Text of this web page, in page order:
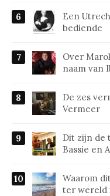
Een
bediende
Over
naam van
De zes
Vermeer
Dit zijn de
Bassie en
Waarom
ter wereld